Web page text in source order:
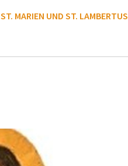
ST. MARIEN UND ST. LAMBERTUS